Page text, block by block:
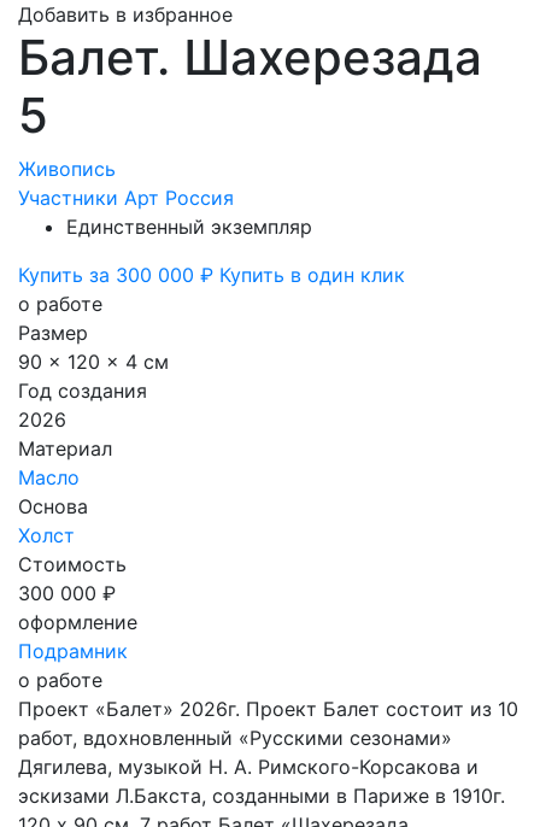
Добавить в избранное
Балет. Шахерезада
5
Живопись
Участники Арт Россия
Единственный экземпляр
Купить за 300 000 ₽ Купить в один клик
о работе
Размер
90 x 120 x 4 см
Год создания
2026
Материал
Масло
Основа
Холст
Стоимость
300 000 ₽
оформление
Подрамник
о работе
Проект «Балет» 2026г. Проект Балет состоит из 10
работ, вдохновленный «Русскими сезонами»
Дягилева, музыкой Н. А. Римского-Корсакова и
эскизами Л.Бакста, созданными в Париже в 1910г.